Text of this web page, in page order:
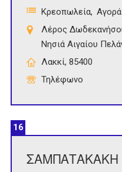
Κρεοπωλεία
Λέρος
Νησιά Αιγαίου
Λακκί, 85400
Τηλέφωνο
16
ΣΑΜΠΑΤΑΚΑΚΗ